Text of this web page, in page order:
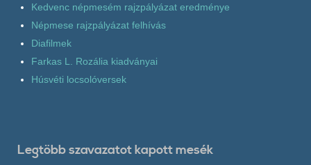
Kedvenc népmesém rajzpályázat eredménye
Népmese rajzpályázat felhívás
Diafilmek
Farkas L. Rozália kiadványai
Húsvéti locsolóversek
Legtöbb szavazatot kapott mesék